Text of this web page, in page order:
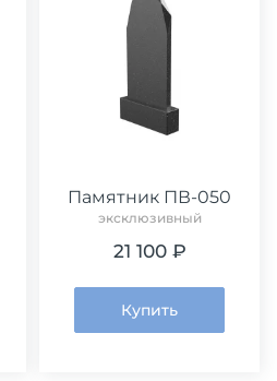
Памятник ПВ-050
эксклюзивный
21 100 ₽
Купить